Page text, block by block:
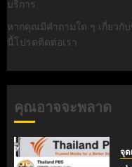
บริการ
หากคุณมีคำถามใด ๆ เกี่ยวกั
นี้โปรดติดต่อเรา
คุณอาจจะพลาด
จุด